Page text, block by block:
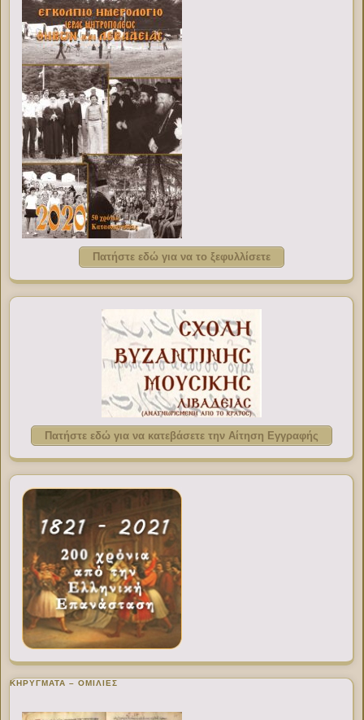
Πατήστε εδώ για να το ξεφυλλίσετε
Πατήστε εδώ για να κατεβάσετε την Αίτηση Εγγραφής
ΚΗΡΥΓΜΑΤΑ – ΟΜΙΛΙΕΣ